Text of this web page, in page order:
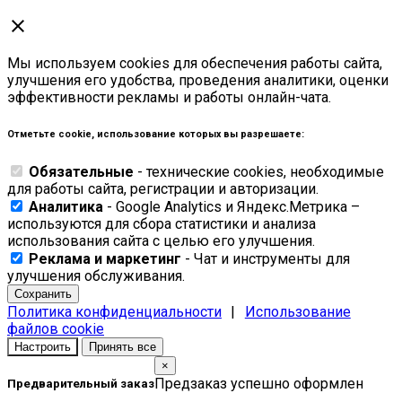
close
Мы используем cookies для обеспечения работы сайта,
улучшения его удобства, проведения аналитики, оценки
эффективности рекламы и работы онлайн-чата.
Отметьте cookie, использование которых вы разрешаете:
Обязательные - технические cookies, необходимые
для работы сайта, регистрации и авторизации.
Аналитика - Google Analytics и Яндекс.Метрика –
используются для сбора статистики и анализа
использования сайта с целью его улучшения.
Реклама и маркетинг - Чат и инструменты для
улучшения обслуживания.
Сохранить
Политика конфиденциальности
Использование
файлов cookie
Настроить Принять все
Предварительный заказ
×
Предзаказ успешно оформлен